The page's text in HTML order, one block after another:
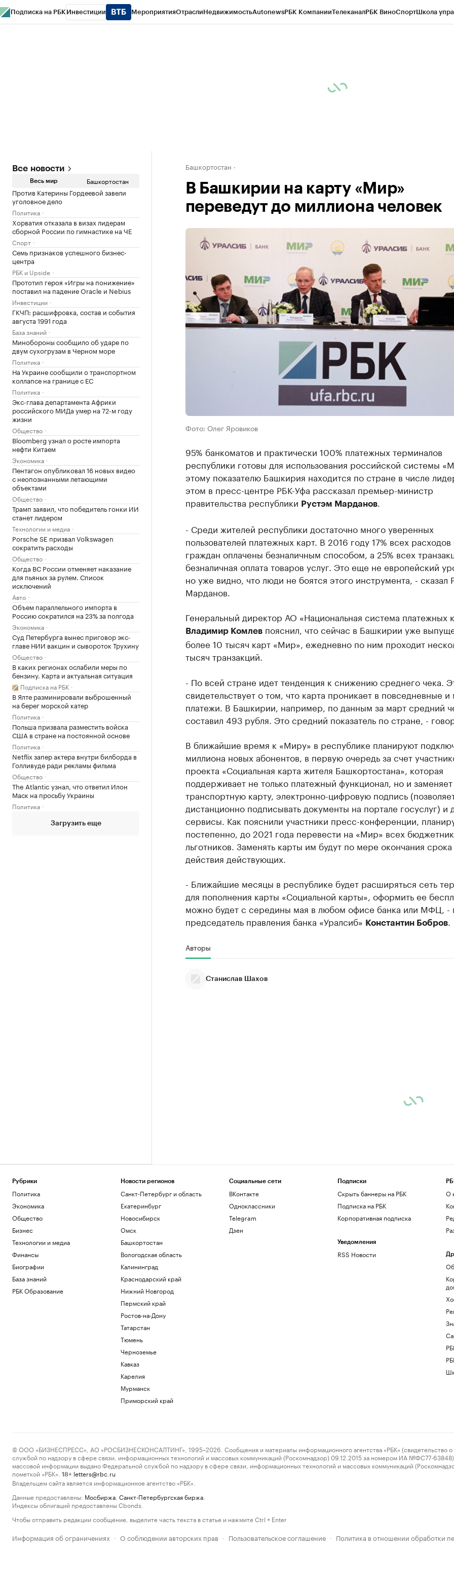
Подписка на РБК Инвестиции МероприятияОтраслиНедвижимостьAutonewsРБК КомпанииТелеканалРБК ВиноСпортШкола
Все новости
Весь мир Башкортостан
Против Катерины Гордеевой завели
уголовное дело
Политика
Хорватия отказала в визах лидерам
сборной России по гимнастике на ЧЕ
Спорт
Семь признаков успешного бизнес-
центра
РБК и Upside
Прототип героя «Игры на понижение»
поставил на падение Oracle и Nebius
Инвестиции
ГКЧП: расшифровка, состав и события
августа 1991 года
База знаний
Минобороны сообщило об ударе по
двум сухогрузам в Черном море
Политика
На Украине сообщили о транспортном
коллапсе на границе с ЕС
Политика
Экс-глава департамента Африки
российского МИДа умер на 72-м году
жизни
Общество
Bloomberg узнал о росте импорта
нефти Китаем
Экономика
Пентагон опубликовал 16 новых видео
с неопознанными летающими
объектами
Общество
Трамп заявил, что победитель гонки ИИ
станет лидером
Технологии и медиа
Porsche SE призвал Volkswagen
сократить расходы
Общество
Когда ВС России отменяет наказание
для пьяных за рулем. Список
исключений
Авто
Объем параллельного импорта в
Россию сократился на 23% за полгода
Экономика
Суд Петербурга вынес приговор экс-
главе НИИ вакцин и сывороток Трухину
Общество
В каких регионах ослабили меры по
бензину. Карта и актуальная ситуация
Подписка на РБК
В Ялте разминировали выброшенный
на берег морской катер
Политика
Польша призвала разместить войска
США в стране на постоянной основе
Политика
Netflix запер актера внутри билборда в
Голливуде ради рекламы фильма
Общество
The Atlantic узнал, что ответил Илон
Маск на просьбу Украины
Политика
Загрузить еще
Башкортостан
В Башкирии на карту «Мир»
переведут до миллиона человек
Фото: Олег Яровиков
95% банкоматов и практически 100% платежных терминалов
республики готовы для использования российской системы
этому показателю Башкирия находится по стране в числе
этом в пресс-центре РБК-Уфа рассказал премьер-министр
правительства республики Рустэм Марданов.
- Среди жителей республики достаточно много уверенных
пользователей платежных карт. В 2016 году 17% всех
граждан оплачены безналичным способом, а 25% всех
безналичная оплата товаров услуг. Это еще не европейский
но уже видно, что люди не боятся этого инструмента, - сказал
Марданов.
Генеральный директор АО «Национальная система платежных
Владимир Комлевпояснил, что сейчас в Башкирии уже
более 10 тысяч карт «Мир», ежедневно по ним проходит
тысяч транзакций.
- По всей стране идет тенденция к снижению среднего чека.
свидетельствует о том, что карта проникает в повседневные и
платежи. В Башкирии, например, по данным за март средний
составил 493 рубля. Это средний показатель по стране, -
В ближайшие время к «Миру» в республике планируют
миллиона новых абонентов, в первую очередь за счет
проекта «Социальная карта жителя Башкортостана», которая
поддерживает не только платежный функционал, но и заменяет
транспортную карту, электронно-цифровую подпись
дистанционно подписывать документы на портале госуслуг) и
сервисы. Как пояснили участники пресс-конференции,
постепенно, до 2021 года перевести на «Мир» всех
льготников. Заменять карты им будут по мере окончания срока
действия действующих.
- Ближайшие месяцы в республике будет расширяться сеть
для пополнения карты «Социальной карты», оформить ее
можно будет с середины мая в любом офисе банка или МФЦ, -
председатель правления банка «Уралсиб» Константин Бобров.
Авторы
Станислав Шахов
Рубрики
Политика
Экономика
Общество
Бизнес
Технологии и медиа
Финансы
Биографии
База знаний
РБК Образование
Новости регионов
Санкт-Петербург и область
Екатеринбург
Новосибирск
Омск
Башкортостан
Вологодская область
Калининград
Краснодарский край
Нижний Новгород
Пермский край
Ростов-на-Дону
Татарстан
Тюмень
Черноземье
Кавказ
Карелия
Мурманск
Приморский край
Социальные сети
ВКонтакте
Одноклассники
Telegram
Дзен
Подписки
Скрыть баннеры на РБК
Подписка на РБК
Корпоративная подписка
Уведомления
RSS Новости
О
© ООО «БИЗНЕСПРЕСС», АО «РОСБИЗНЕСКОНСАЛТИНГ», 1995–2026. Сообщения и материалы информационного агентства «РБК» (свидетельство о
службой по надзору в сфере связи, информационных технологий и массовых коммуникаций (Роскомнадзор) 09.12.2015 за номером ИА №ФС77-63848)
массовой информации выдано Федеральной службой по надзору в сфере связи, информационных технологий и массовых коммуникаций
пометкой «РБК».
18+ letters@rbc.ru
Владельцем сайта является информационное агентство «РБК».
Данные предоставлены: Мосбиржа Санкт-Петербургская биржа
Индексы облигаций предоставлены Cbonds.
Чтобы отправить редакции сообщение, выделите часть текста в статье и нажмите Ctrl + Enter
Информация об ограничениях · О соблюдении авторских прав · Пользовательское соглашение · Политика в отношении обработки